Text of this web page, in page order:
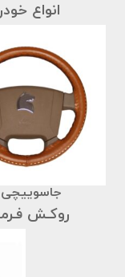
انواع
روکـش